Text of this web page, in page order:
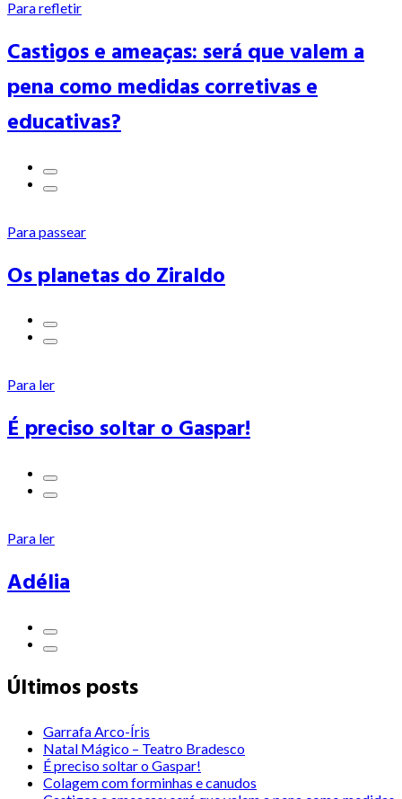
Para refletir
Castigos e ameaças: será que valem a
pena como medidas corretivas e
educativas?
Para passear
Os planetas do Ziraldo
Para ler
É preciso soltar o Gaspar!
Para ler
Adélia
Últimos posts
Garrafa Arco-Íris
Natal Mágico – Teatro Bradesco
É preciso soltar o Gaspar!
Colagem com forminhas e canudos